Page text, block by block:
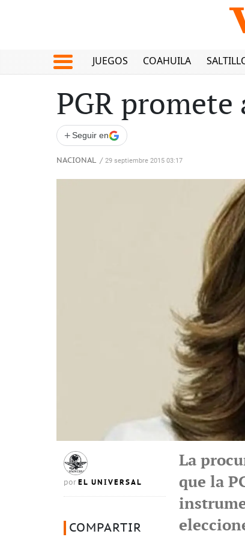
JUEGOS COAHUILA
PGR
+ Seguir en
NACIONAL / 29 septiembre 2015 03:17
por EL UNIVERSAL
COMPARTIR
La
que la